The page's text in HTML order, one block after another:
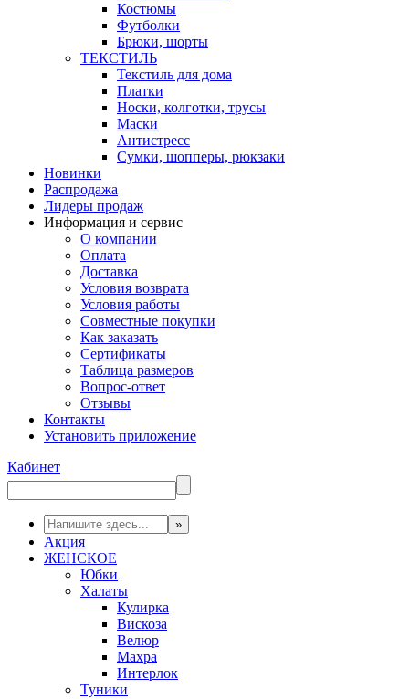
Костюмы
Футболки
Брюки, шорты
ТЕКСТИЛЬ
Текстиль для дома
Платки
Носки, колготки, трусы
Маски
Антистресс
Сумки, шопперы, рюкзаки
Новинки
Распродажа
Лидеры продаж
Информация и сервис
О компании
Оплата
Доставка
Условия возврата
Условия работы
Совместные покупки
Как заказать
Сертификаты
Таблица размеров
Вопрос-ответ
Отзывы
Контакты
Установить приложение
Кабинет
Акция
ЖЕНСКОЕ
Юбки
Халаты
Кулирка
Вискоза
Велюр
Махра
Интерлок
Туники